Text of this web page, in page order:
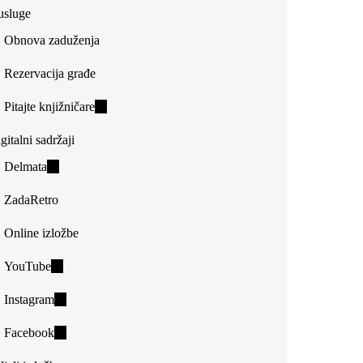
Obnova zaduženja
Rezervacija građe
Pitajte knjižničare(link
sadržaji
Delmata
external)
ZadaRetro
Online izložbe
YouTube(link
external)
Instagram(link
external)
Facebook(link